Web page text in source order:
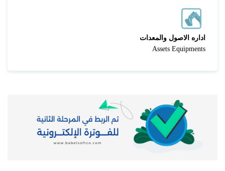
اداره الاصول والمعدات
Assets Equipments